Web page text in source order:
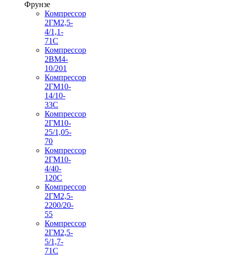
Фрунзе
Компрессор
2ГМ2,5-
4/1,1-
71С
Компрессор
2ВМ4-
10/201
Компрессор
2ГМ10-
14/10-
33С
Компрессор
2ГМ10-
25/1,05-
70
Компрессор
2ГМ10-
4/40-
120С
Компрессор
2ГМ2,5-
2200/20-
55
Компрессор
2ГМ2,5-
5/1,7-
71С